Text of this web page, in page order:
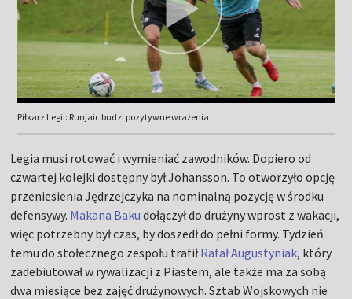
Piłkarz Legii: Runjaic budzi pozytywne wrażenia
Legia musi rotować i wymieniać zawodników. Dopiero od
czwartej kolejki dostępny był Johansson. To otworzyło opcję
przeniesienia Jędrzejczyka na nominalną pozycję w środku
defensywy. Makana Baku dołączył do drużyny wprost z wakacji,
więc potrzebny był czas, by doszedł do pełni formy. Tydzień
temu do stołecznego zespołu trafiłRafał Augustyniak, który
zadebiutował w rywalizacji z Piastem, ale także ma za sobą
dwa miesiące bez zajęć drużynowych. Sztab Wojskowych nie